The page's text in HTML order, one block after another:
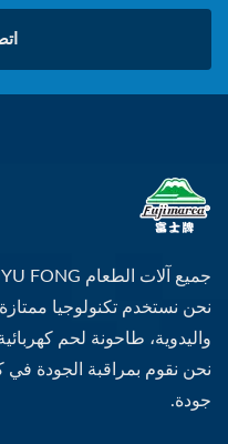
نحن نستخدم تكنولوجيا ممتازة
واليدوية، طاحونة لحم
نحن نقوم بمراقبة الجودة
جودة.